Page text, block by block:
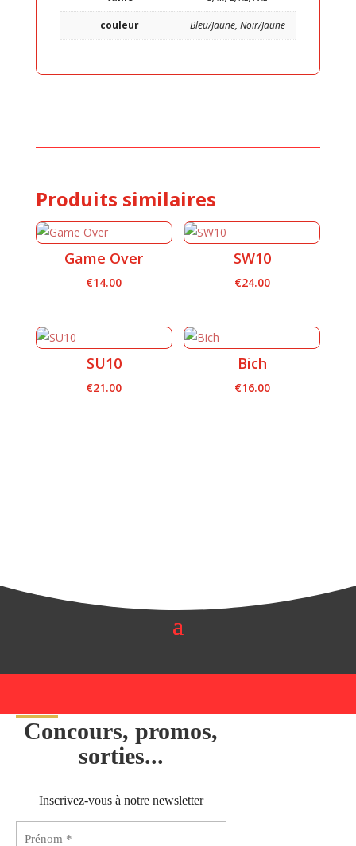
couleur Bleu/Jaune, Noir/Jaune
Produits similaires
Game Over
€14.00
SW10
€24.00
SU10
€21.00
Bich
€16.00
Concours, promos,
sorties...
Inscrivez-vous à notre newsletter